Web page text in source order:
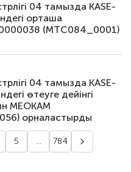
04 тамызда KASE-
орташа
(MTC084_0001)
04 тамызда KASE-
өтеуге дейінгі
МЕОКАМ
орналастырды
5 ... 784